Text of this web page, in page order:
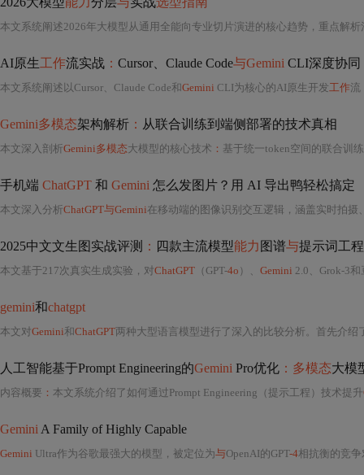
AI原生工作流实战 ： Cursor、Claude Code与Gemini CLI深度协同
本文系统阐述以Cursor、Claude Code和Gemini CLI为核心的AI原生开发工作流，涵盖工具链架构设
Gemini多模态架构解析 ： 从联合训练到端侧部署的技术真相
本文深入剖析Gemini多模态大模型的核心技术 ： 基于统一token空间的联合训练架构，Decoder-only结构下的分段局部注意力
手机端 ChatGPT 和 Gemini 怎么发图片？用 AI 导出鸭轻松搞定
本文深入分析ChatGPT与Gemini在移动端的图像识别交互逻辑，涵盖实时拍摄
2025中文文生图实战评测 ： 四款主流模型能力 图谱与提示词工程
本文基于217次真实生成实验，对ChatGPT （GPT-4o ）、 Gemini 2.0、Grok-3和豆包（Doubao）四款主流中文文生图模型开展实战压力
gemini和chatgpt
本文对Gemini和ChatGPT两种大型语言模型进行了深入的比较分析。首先介绍
人工智能基于Prompt Engineering的Gemini Pro优化 ：多模态大模
内容概要 ： 本文系统介绍了如何通过Prompt Engineering（提示工程）技术提升
Gemini A Family of Highly Capable
Gemini Ultra作为谷歌最强大的模型，被定位为与OpenAI的GPT-4相抗衡的竞争